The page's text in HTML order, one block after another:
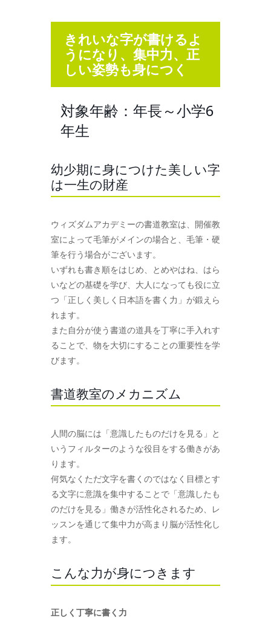
きれいな字が書けるよ
うになり、集中力、正
しい姿勢も身につく
対象年齢：年長～小学6
年生
幼少期に身につけた美しい字
は一生の財産
ウィズダムアカデミーの書道教室は、開催教
室によって毛筆がメインの場合と、毛筆・硬
筆を行う場合がございます。
いずれも書き順をはじめ、とめやはね、はら
いなどの基礎を学び、大人になっても役に立
つ「正しく美しく日本語を書く力」が鍛えら
れます。
また自分が使う書道の道具を丁寧に手入れす
ることで、物を大切にすることの重要性を学
びます。
書道教室のメカニズム
人間の脳には「意識したものだけを見る」と
いうフィルターのような役目をする働きがあ
ります。
何気なくただ文字を書くのではなく目標とす
る文字に意識を集中することで「意識したも
のだけを見る」働きが活性化されるため、レ
ッスンを通じて集中力が高まり脳が活性化し
ます。
こんな力が身につきます
正しく丁寧に書く力